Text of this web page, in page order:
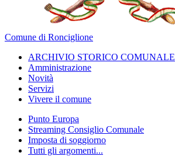
Comune di Ronciglione
ARCHIVIO STORICO COMUNALE
Amministrazione
Novità
Servizi
Vivere il comune
Punto Europa
Streaming Consiglio Comunale
Imposta di soggiorno
Tutti gli argomenti...